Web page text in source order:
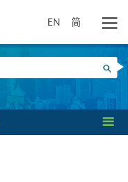
EN 简
搜尋